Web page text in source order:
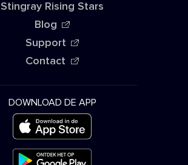
Stingray Rising Stars
Blog
Support
Contact
DOWNLOAD DE APP